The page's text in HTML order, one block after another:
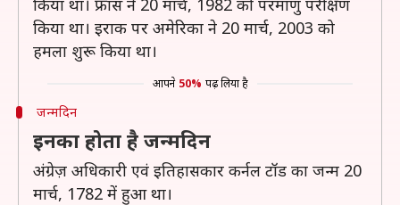
किया था। फ्रांस ने 20 मार्च, 1982 को परमाणु परीक्षण
किया था। इराक पर अमेरिका ने 20 मार्च, 2003 को
हमला शुरू किया था।
आपने 50% पढ़ लिया है
जन्मदिन
इनका होता है जन्मदिन
अंग्रेज़ अधिकारी एवं इतिहासकार कर्नल टॉड का जन्म 20
मार्च, 1782 में हुआ था।